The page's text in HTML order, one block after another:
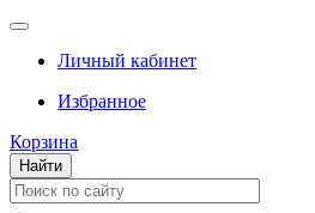
Личный кабинет
Избранное
Корзина
Найти